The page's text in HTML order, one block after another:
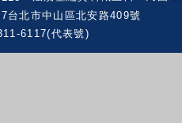
台北市中山區北安路409號
6117(代表號)